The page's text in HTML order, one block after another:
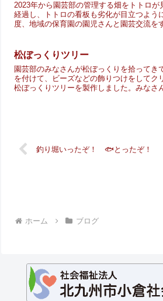
2023年から園芸部の管理する畑をトトロ
経過し、トトロの看板も劣化が目立つよう
度、地域の保育園の園児さんと園芸交流を
松ぼっくりツリー
園芸部のみなさんが松ぼっくりを拾ってき
を付けて、ビーズなどの飾りつけをしてク
松ぼっくりツリーを製作しました。みなさ
釣り堀いったぞ！ 🐟とったぞ！
ホーム ブログ